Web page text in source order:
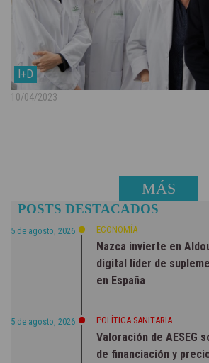
I+D
10/04/2023
MÁS
NOTICIAS
POSTS DESTACADOS
5 de agosto, 2026 ECONOMÍA
Nazca invierte en
digital líder de
en España
5 de agosto, 2026 POLÍTICA SANITARIA
Valoración de AESEG
de financiación y